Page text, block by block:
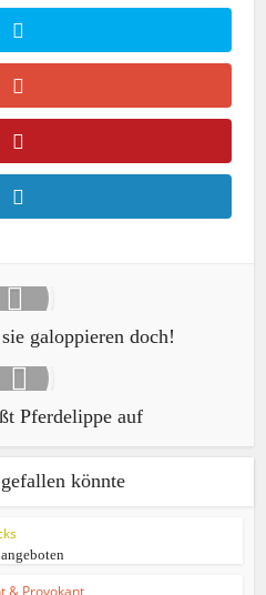
galoppieren doch!
Pferdelippe auf
könnte
& Provokant